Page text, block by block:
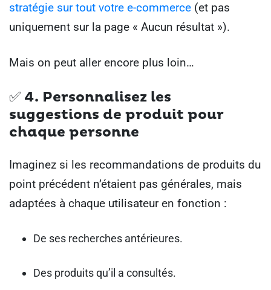
stratégie sur tout votre e-commerce (et pas
uniquement sur la page « Aucun résultat »).
Mais on peut aller encore plus loin…
✅ 4. Personnalisez les
suggestions de produit pour
chaque personne
Imaginez si les recommandations de produits du
point précédent n’étaient pas générales, mais
adaptées à chaque utilisateur en fonction :
De ses recherches antérieures.
Des produits qu’il a consultés.